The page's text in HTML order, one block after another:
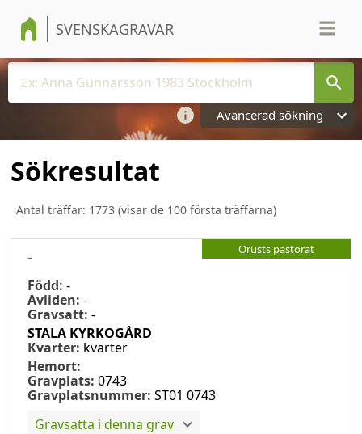
SVENSKAGRAVAR
Avancerad sökning
Sökresultat
Antal träffar: 1773 (visar de 100 första träffarna)
Orusts pastorat
-
Född: -
Avliden: -
Gravsatt: -
STALA KYRKOGÅRD
Kvarter: kvarter
Hemort:
Gravplats: 0743
Gravplatsnummer: ST01 0743
Gravsatta i denna grav